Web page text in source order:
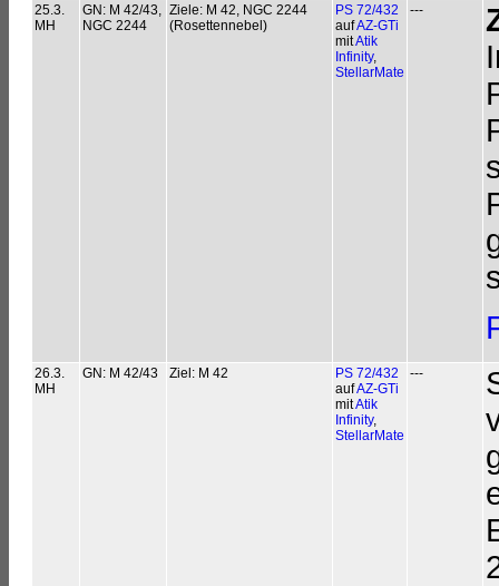
25.3.
MH
GN: M 42/43,
NGC 2244
Ziele: M 42, NGC 2244
(Rosettennebel)
PS 72/432
aufAZ-GTi
mitAtik
Infinity,
StellarMate
---
26.3.
MH
GN: M 42/43 Ziel: M 42
PS 72/432
aufAZ-GTi
mitAtik
Infinity,
StellarMate
---